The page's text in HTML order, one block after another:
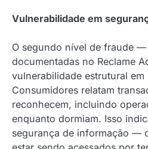
Vulnerabilidade em
O segundo nível de fraude
documentadas no Reclame
vulnerabilidade estrutural em
Consumidores relatam
reconhecem, incluindo
enquanto dormiam. Isso
segurança de informação —